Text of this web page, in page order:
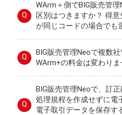
Q
WArm＋側でBIG販売管
区別はつきますか？ 得
が同じコードの場合でも
Q
BIG販売管理Neoで複数
WArm+の料金は変わりま
Q
BIG販売管理Neoで、訂
処理規程を作成せずに電
電子取引データを保存す